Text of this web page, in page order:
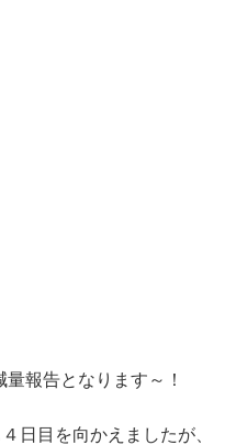
量報告となります～！
日目を向かえましたが、